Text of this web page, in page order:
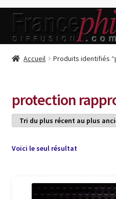
Aller
la
Aller
contenu
Accueil
Conditions de Vente
Connection
Listes d’Envies
Accueil Produits identifiés
protection
Voici le seul résultat